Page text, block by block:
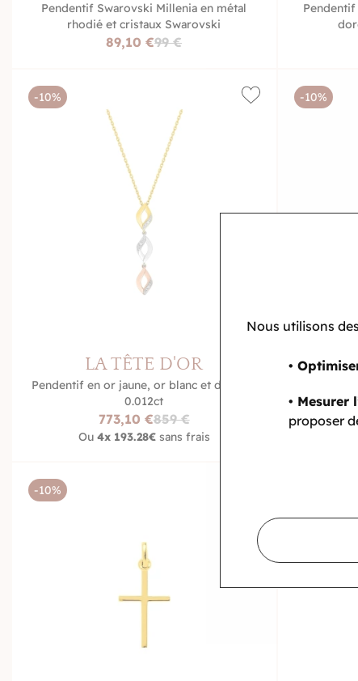
Nous utilisons
•
• Mesurer
proposer
Pendentif Swarovski Millenia en métal
rhodié et cristaux Swarovski
89,10 €99 €
-10%
LA TÊTE D'OR
Pendentif en or jaune, or blanc et diamant
0.012ct
773,10 €859 €
Ou 4x 193.28€sans frais
-10%
-10%